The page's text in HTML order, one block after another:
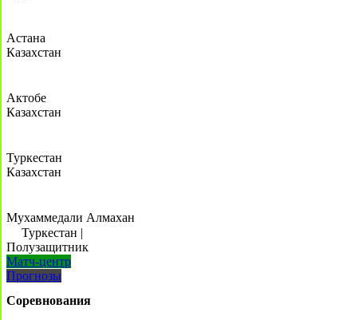
Астана
Казахстан
Актобе
Казахстан
Туркестан
Казахстан
Мухаммедали Алмахан
Туркестан |
Полузащитник
Матч-центр
Прогнозы
Соревнования